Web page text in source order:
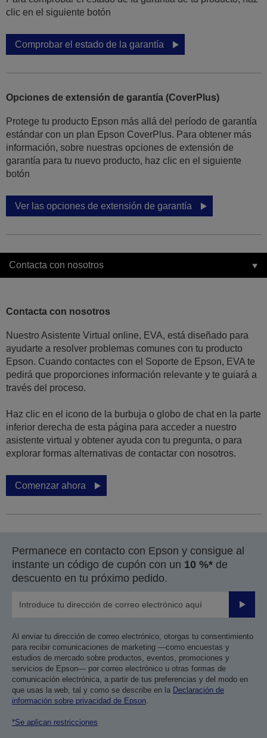
clic en el siguiente botón
Comprobar el estado de la garantía
Opciones de extensión de garantía (CoverPlus)
Protege tu producto Epson más allá del período de garantía
estándar con un plan Epson CoverPlus. Para obtener más
información, sobre nuestras opciones de extensión de
garantía para tu nuevo producto, haz clic en el siguiente
botón
Ver las opciones de extensión de garantía
Contacta con nosotros
Contacta con nosotros
Nuestro Asistente Virtual online, EVA, está diseñado para
ayudarte a resolver problemas comunes con tu producto
Epson. Cuando contactes con el Soporte de Epson, EVA te
pedirá que proporciones información relevante y te guiará a
través del proceso.
Haz clic en el icono de la burbuja o globo de chat en la parte
inferior derecha de esta página para acceder a nuestro
asistente virtual y obtener ayuda con tu pregunta, o para
explorar formas alternativas de contactar con nosotros.
Comenzar ahora
Permanece en contacto con Epson y consigue al
instante un código de cupón con un 10 %* de
descuento en tu próximo pedido.
Enviar
Al enviar tu dirección de correo electrónico, otorgas tu consentimiento
para recibir comunicaciones de marketing —como encuestas y
estudios de mercado sobre productos, eventos, promociones y
servicios de Epson— por correo electrónico u otras formas de
comunicación electrónica, a partir de tus preferencias y del modo en
que usas la web, tal y como se describe en la Declaración de
información sobre privacidad de Epson.
*Se aplican restricciones